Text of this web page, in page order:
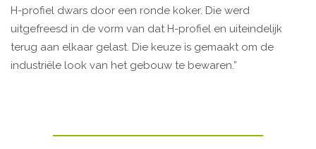
H-profiel dwars door een ronde koker. Die werd
uitgefreesd in de vorm van dat H-profiel en uiteindelijk
terug aan elkaar gelast. Die keuze is gemaakt om de
industriële look van het gebouw te bewaren.”